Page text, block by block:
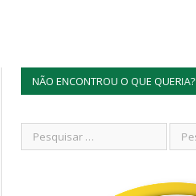
NÃO ENCONTROU O QUE QUERIA?